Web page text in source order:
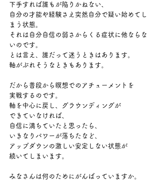
下手すれば誰もが陥りかねない、
自分の才能や経験さえ突然自分で疑い始めてし
まう状態。
それは自分自信の弱さからくる症状に他ならな
いのです。
とは言え、誰だって迷うときはあります。
軸がぶれそうなときもあります。
だから普段から瞑想でのアチューメントを
実戦するのです。
軸を中心に戻し、グラウンディングが
できていなければ、
自信に満ちていたと思ったら、
いきなりパワーが落ちたなど、
アップダウンの激しい安定しない状態が
続いてしまいます。
みなさんは何のためにがんばっていますか。